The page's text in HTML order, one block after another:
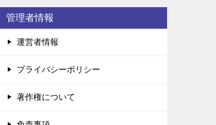
管理者情報
運営者情報
プライバシーポリシー
著作権について